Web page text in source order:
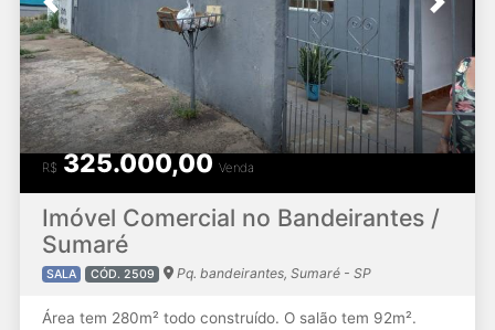
Imóvel Comercial no Bandeirantes /
Sumaré
SALA CÓD. 2509 Pq. bandeirantes, Sumaré - SP
Previous Next
R$325.000,00Venda
Área tem 280m² todo construído. O salão tem 92m².